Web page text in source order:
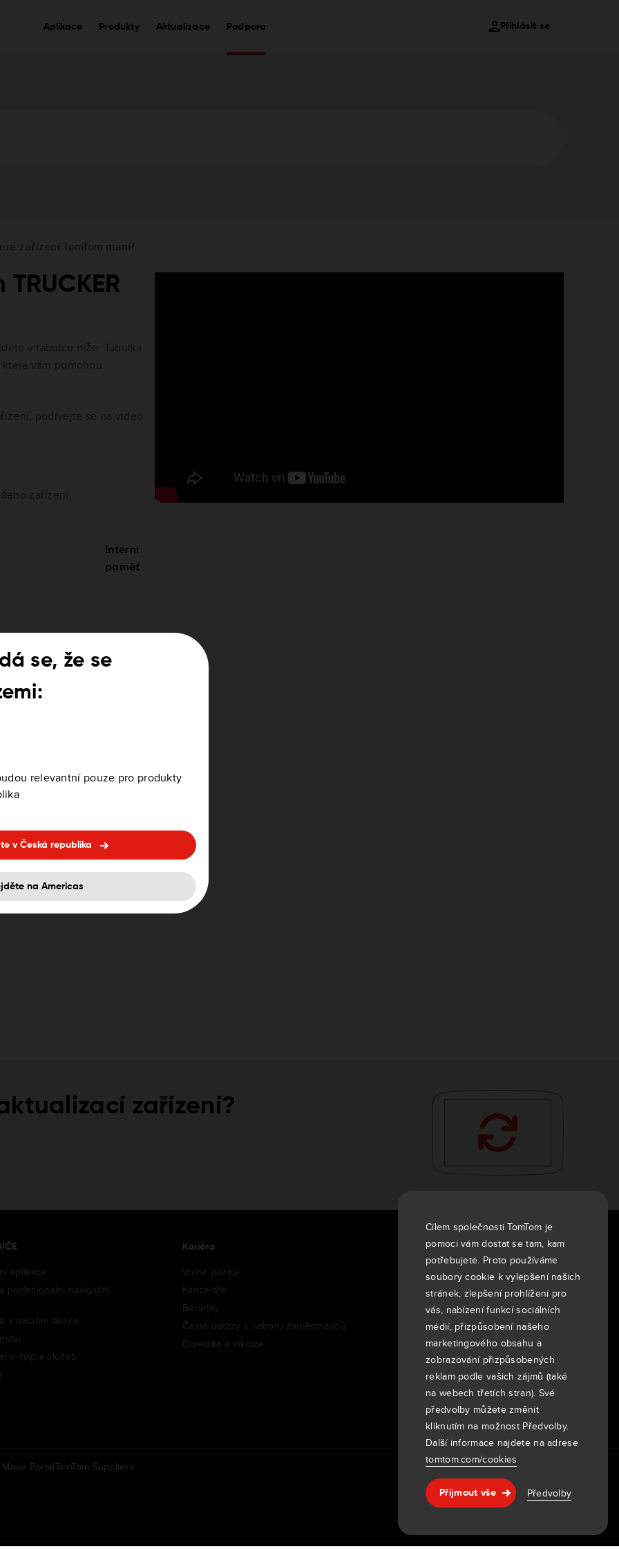
Aplikace Produkty Aktualizace Podpora Přihlásit se
Nápověda & podpora
Interní
paměť
16GB
IT- PL-CZ) /
16GB
zařízení?
aplikace
profesionální navigační
v palubní desce
map a služeb
Kariéra
Volné pozice
Kanceláře
Benefity
Časté dotazy k náboru zaměstnanců
Diverzita a inkluze
O nás
Společnost
Zákazníci
Newsroom
Tiskové zprávy
Investoři
7th item
Routing
9th item of footer
Move PortalTomTom Suppliers
Cílem společnosti TomTom je
pomoci vám dostat se tam, kam
potřebujete. Proto používáme
soubory cookie k vylepšení našich
stránek, zlepšení prohlížení pro
vás, nabízení funkcí sociálních
médií, přizpůsobení našeho
marketingového obsahu a
zobrazování přizpůsobených
reklam podle vašich zájmů (také
na webech třetích stran). Své
předvolby můžete změnit
kliknutím na možnost Předvolby.
Další informace najdete na adrese
tomtom.com/cookies
Přijmout vše Předvolby
se, že se
relevantní pouze pro produkty
v Česká republika
na Americas